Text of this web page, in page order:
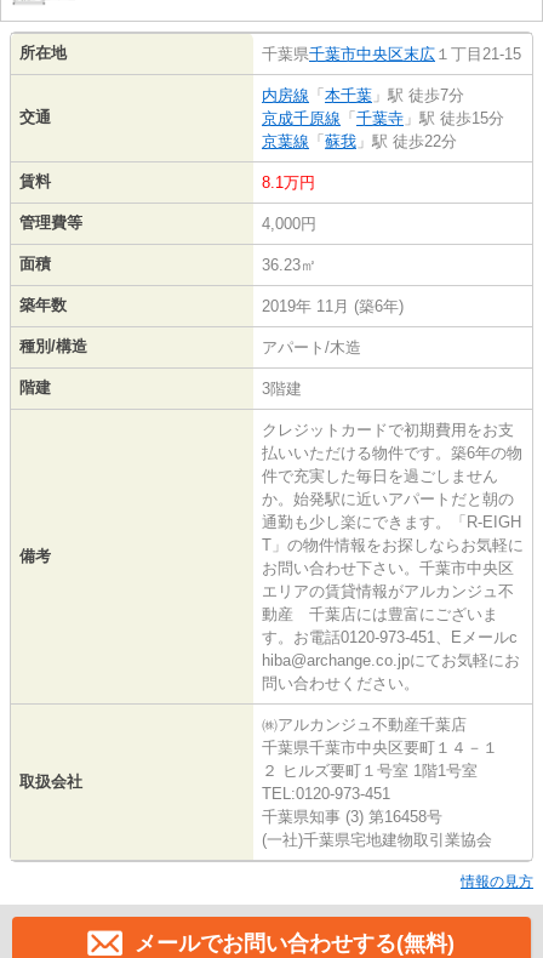
所在地 千葉県千葉市中央区末広 １丁目21-15
交通
内房線 「 本千葉 」駅 徒歩7分
京成千原線 「 千葉寺 」駅 徒歩15分
京葉線 「 蘇我 」駅 徒歩22分
賃料 8.1万円
管理費等 4,000円
面積 36.23㎡
築年数 2019年 11月 (築6年)
種別/構造 アパート/木造
階建 3階建
備考
クレジットカードで初期費用をお支
払いいただける物件です。築6年の物
件で充実した毎日を過ごしません
か。始発駅に近いアパートだと朝の
通勤も少し楽にできます。「R-EIGH
T」の物件情報をお探しならお気軽に
お問い合わせ下さい。千葉市中央区
エリアの賃貸情報がアルカンジュ不
動産 千葉店には豊富にございま
す。お電話0120-973-451、Eメールc
hiba@archange.co.jpにてお気軽にお
問い合わせください。
取扱会社
㈱アルカンジュ不動産千葉店
千葉県千葉市中央区要町１４－１
２ ヒルズ要町１号室 1階1号室
TEL:0120-973-451
千葉県知事 (3) 第16458号
(一社)千葉県宅地建物取引業協会
情報の見方
メールでお問い合わせする(無料)